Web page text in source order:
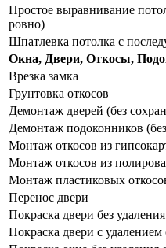
Простое выравнивание
ровно)
Шпатлевка потолка с
Окна, Двери, Откосы,
Врезка замка
Грунтовка откосов
Демонтаж дверей (без
Демонтаж подоконников
Монтаж откосов из
Монтаж откосов из
Монтаж пластиковых
Перенос двери
Покраска двери без
Покраска двери с удалением